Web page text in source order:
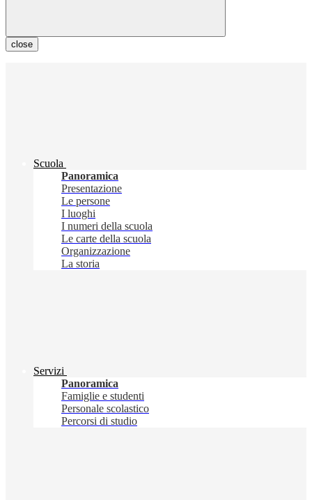
close
Scuola
Panoramica
Presentazione
Le persone
I luoghi
I numeri della scuola
Le carte della scuola
Organizzazione
La storia
Servizi
Panoramica
Famiglie e studenti
Personale scolastico
Percorsi di studio